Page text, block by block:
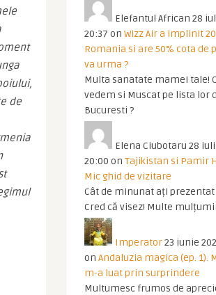
de
Elefantul African 28
20:37 on Wizz Air a implinit
Romania si are 50% cota de
va urma ?
Multa sanatate mamei tale!
vedem si Muscat pe lista lor
Bucuresti ?
Elena Ciubotaru 28
20:00 on Tajikistan si Pamir
Mic ghid de vizitare
Cât de minunat ați prezentat
Cred că visez! Multe
Imperator23 iunie
on Andaluzia magica (ep. 1).
m-a luat prin surprindere
Multumesc frumos de